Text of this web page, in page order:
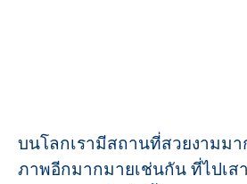
บนโลกเรามีสถานที่สวยงามม
ภาพอีกมากมายเช่นกัน ที่ไปเส